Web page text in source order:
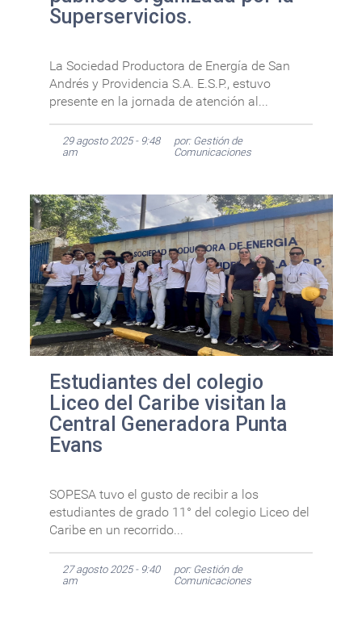
Superservicios.
La Sociedad Productora de Energía de San
Andrés y Providencia S.A. E.S.P., estuvo
presente en la jornada de atención al...
29 agosto 2025 - 9:48
am
por: Gestión de
Comunicaciones
Estudiantes del colegio
Liceo del Caribe visitan la
Central Generadora Punta
Evans
SOPESA tuvo el gusto de recibir a los
estudiantes de grado 11° del colegio Liceo del
Caribe en un recorrido...
27 agosto 2025 - 9:40
am
por: Gestión de
Comunicaciones